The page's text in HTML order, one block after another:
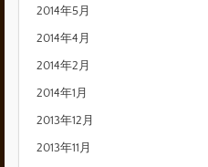
2014年5月
2014年4月
2014年2月
2014年1月
2013年12月
2013年11月